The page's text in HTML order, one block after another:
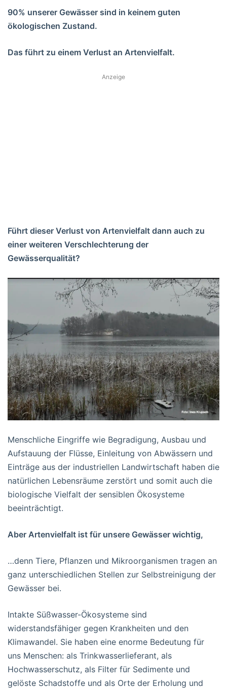
90% unserer Gewässer sind in keinem guten
ökologischen Zustand.
Das führt zu einem Verlust an Artenvielfalt.
Anzeige
Führt dieser Verlust von Artenvielfalt dann auch zu
einer weiteren Verschlechterung der
Gewässerqualität?
Menschliche Eingriffe wie Begradigung, Ausbau und
Aufstauung der Flüsse, Einleitung von Abwässern und
Einträge aus der industriellen Landwirtschaft haben die
natürlichen Lebensräume zerstört und somit auch die
biologische Vielfalt der sensiblen Ökosysteme
beeinträchtigt.
Aber Artenvielfalt ist für unsere Gewässer wichtig,
…denn Tiere, Pflanzen und Mikroorganismen tragen an
ganz unterschiedlichen Stellen zur Selbstreinigung der
Gewässer bei.
Intakte Süßwasser-Ökosysteme sind
widerstandsfähiger gegen Krankheiten und den
Klimawandel. Sie haben eine enorme Bedeutung für
uns Menschen: als Trinkwasserlieferant, als
Hochwasserschutz, als Filter für Sedimente und
gelöste Schadstoffe und als Orte der Erholung und